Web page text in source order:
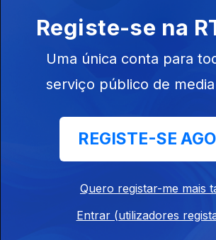
Registe-se na
Uma única conta para
serviço público de media
REGISTE-SE
Quero registar-me mais
Entrar (utilizadores